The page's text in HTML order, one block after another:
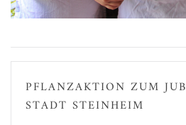
PFLANZAKTION ZUM
STADT STEINHEIM